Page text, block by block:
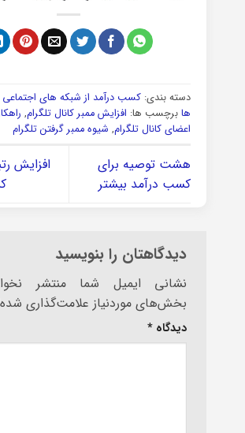
دسته بندی: کسب درآمد از شبکه های اجتماعی
هابرچسب ها: افزایش ممبر کانال تلگرام,
اعضای کانال تلگرام, شیوه ممبر گرفتن تلگرام
هشت توصیه برای
کسب درآمد بیشتر
افزایش
دیدگاهتان را بنویسید
نشانی ایمیل شما منتشر
بخش‌های موردنیاز علامت‌گذاری
دیدگاه *